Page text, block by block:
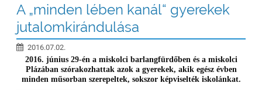
A „minden lében kanál“ gyerekek
jutalomkirándulása
2016.07.02.
2016. június 29-én a miskolci barlangfürdőben és a miskolci
Plázában szórakozhattak azok a gyerekek, akik egész évben
minden műsorban szerepeltek, sokszor képviselték iskolánkat.